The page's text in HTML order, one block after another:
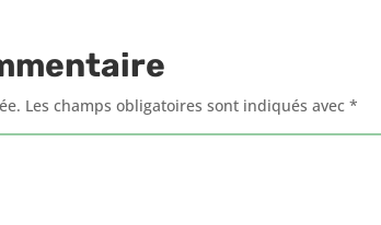
Les champs obligatoires sont indiqués avec *